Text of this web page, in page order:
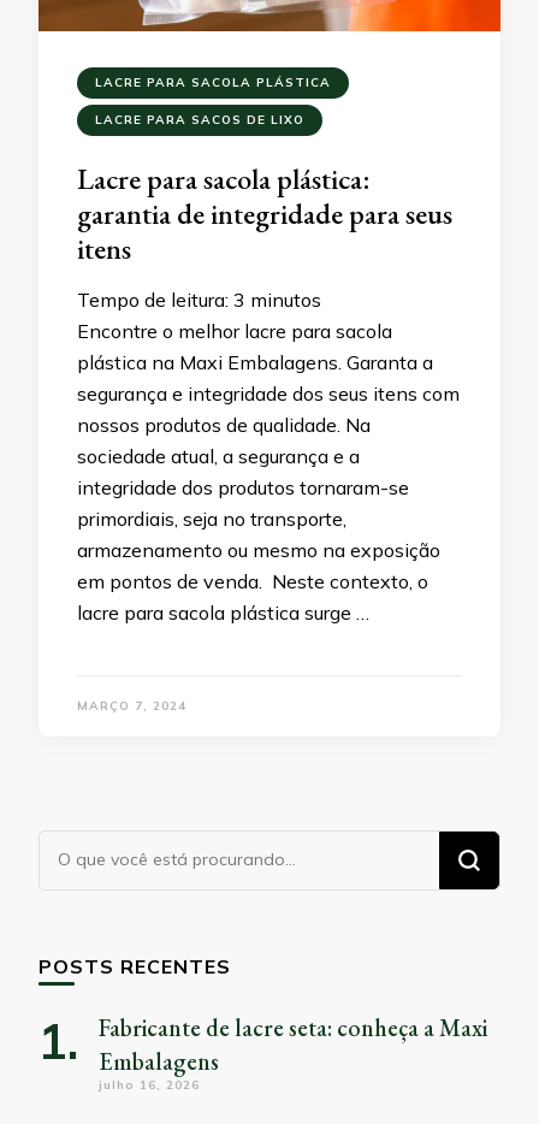
LACRE PARA SACOLA PLÁSTICA
LACRE PARA SACOS DE LIXO
Lacre para sacola plástica:
garantia de integridade para seus
itens
Tempo de leitura: 3 minutos
Encontre o melhor lacre para sacola
plástica na Maxi Embalagens. Garanta a
segurança e integridade dos seus itens com
nossos produtos de qualidade. Na
sociedade atual, a segurança e a
integridade dos produtos tornaram-se
primordiais, seja no transporte,
armazenamento ou mesmo na exposição
em pontos de venda. Neste contexto, o
lacre para sacola plástica surge …
MARÇO 7, 2024
Procurando
algo?
POSTS RECENTES
Fabricante de lacre seta: conheça a Maxi
Embalagens
julho 16, 2026